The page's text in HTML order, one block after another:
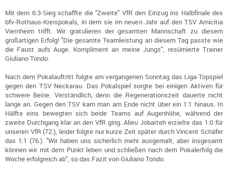
Mit dem 6:3-Sieg schaffte die "Zweite" VfR den Einzug ins Halbfinale des
bfv-Rothaus-Kreispokals, in dem sie im neuen Jahr auf den TSV Amicitia
Viernheim trifft. Wir gratulieren der gesamten Mannschaft zu diesem
großartigen Erfolg! "Die gesamte Teamleistung an diesem Tag passte wie
die Faust aufs Auge. Kompliment an meine Jungs", resümierte Trainer
Giuliano Tondo.
Nach dem Pokalauftritt folgte am vergangenen Sonntag das Liga-Topspiel
gegen den TSV Neckarau. Das Pokalspiel sorgte bei einigen Aktiven für
schwere Beine. Verständlich, denn die Regenerationszeit dauerte nicht
lange an. Gegen den TSV kam man am Ende nicht über ein 1:1 hinaus. In
Hälfte eins bewegten sich beide Teams auf Augenhöhe, während der
zweite Durchgang klar an den VfR ging. Alieu Jobarteh erzielte das 1:0 für
unseren VfR (72.), leider folgte nur kurze Zeit später durch Vincent Schäfer
das 1:1 (76.). "Wir haben uns sicherlich mehr ausgemalt, aber insgesamt
können wir mit dem Punkt leben und schließen nach dem Pokalerfolg die
Woche erfolgreich ab", so das Fazit von Giuliano Tondo.